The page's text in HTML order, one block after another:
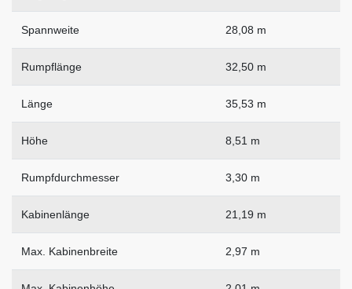
Spannweite 28,08 m
Rumpflänge 32,50 m
Länge 35,53 m
Höhe 8,51 m
Rumpfdurchmesser 3,30 m
Kabinenlänge 21,19 m
Max. Kabinenbreite 2,97 m